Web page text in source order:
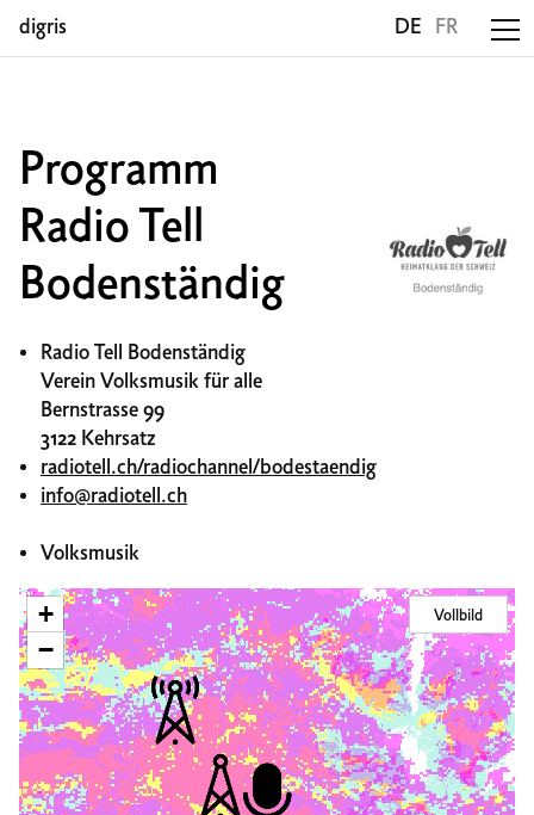
digris DE FR
Programm
Radio Tell
Bodenständig
Radio Tell Bodenständig
Verein Volksmusik für alle
Bernstrasse 99
3122 Kehrsatz
radiotell.ch/radiochannel/bodestaendig
info@radiotell.ch
Volksmusik
+
−
Vollbild